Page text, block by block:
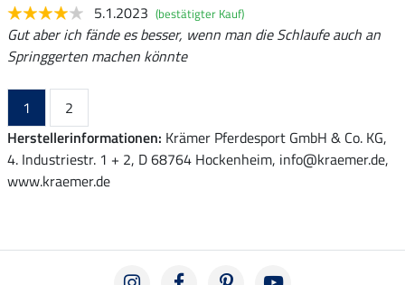
5.1.2023 (bestätigter Kauf)
Gut aber ich fände es besser, wenn man die Schlaufe auch an
Springgerten machen könnte
1
2
Herstellerinformationen: Krämer Pferdesport GmbH & Co. KG,
4. Industriestr. 1 + 2, D 68764 Hockenheim, info@kraemer.de,
www.kraemer.de